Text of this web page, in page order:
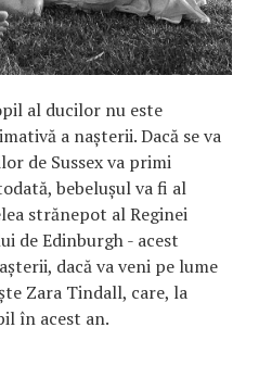
al ducilor nu este
a nașterii. Dacă se va
de Sussex va primi
bebelușul va fi al
strănepot al Reginei
de Edinburgh - acest
dacă va veni pe lume
Zara Tindall, care, la
în acest an.